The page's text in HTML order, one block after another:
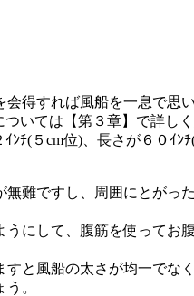
得すれば風船を一息で思
いては【第３章】で詳
(５cm位)、長さが６０ｲﾝﾁ
難ですし、周囲にとがっ
にして、腹筋を使って
と風船の太さが均一でな
。